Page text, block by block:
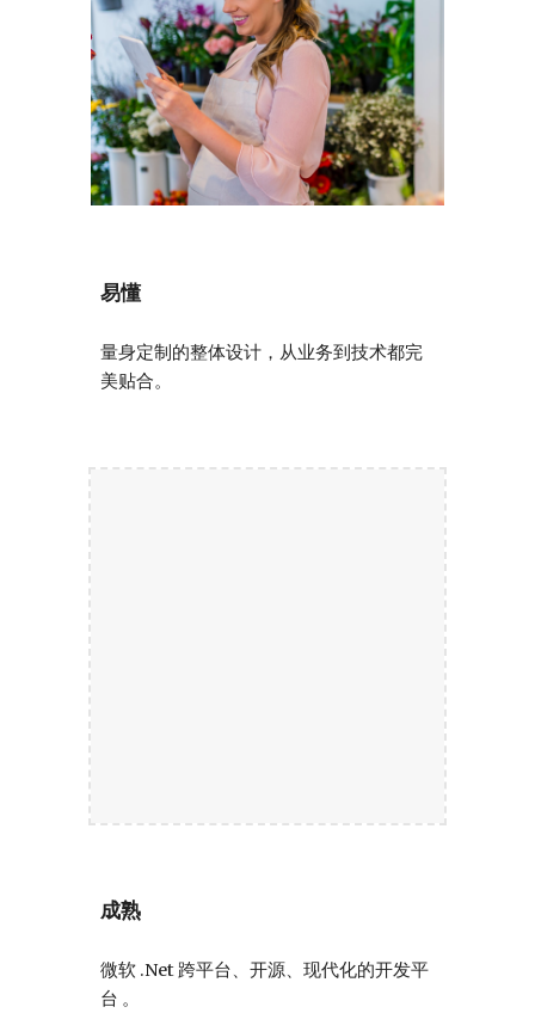
易懂
量身定制的整体设计，从业务到技术都完
美贴合。
成熟
微软 .Net 跨平台、开源、现代化的开发平
台 。